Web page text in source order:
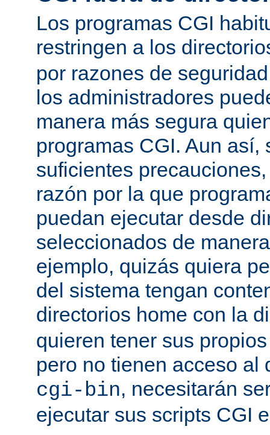
Los programas CGI
restringen a los
por razones de
los administradores
manera más segura
programas CGI. Aun así,
suficientes
razón por la que
puedan ejecutar desde
seleccionados de
ejemplo, quizás quiera
del sistema tengan
directorios home con la
quieren tener sus
pero no tienen acceso al
cgi-bin, necesitarán
ejecutar sus scripts CGI